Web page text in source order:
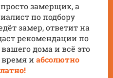
замерщик, а
по подбору
замер, ответит на
рекомендации по
дома и всё это
время и абсолютно